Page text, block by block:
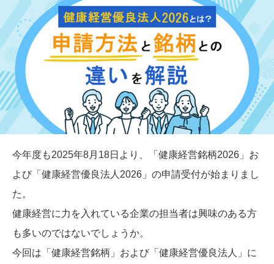
今年度も2025年8月18日より、「健康経営銘柄2026」お
よび「健康経営優良法人2026」の申請受付が始まりまし
た。
健康経営に力を入れている企業の担当者は興味のある方
も多いのではないでしょうか。
今回は「健康経営銘柄」および「健康経営優良法人」に